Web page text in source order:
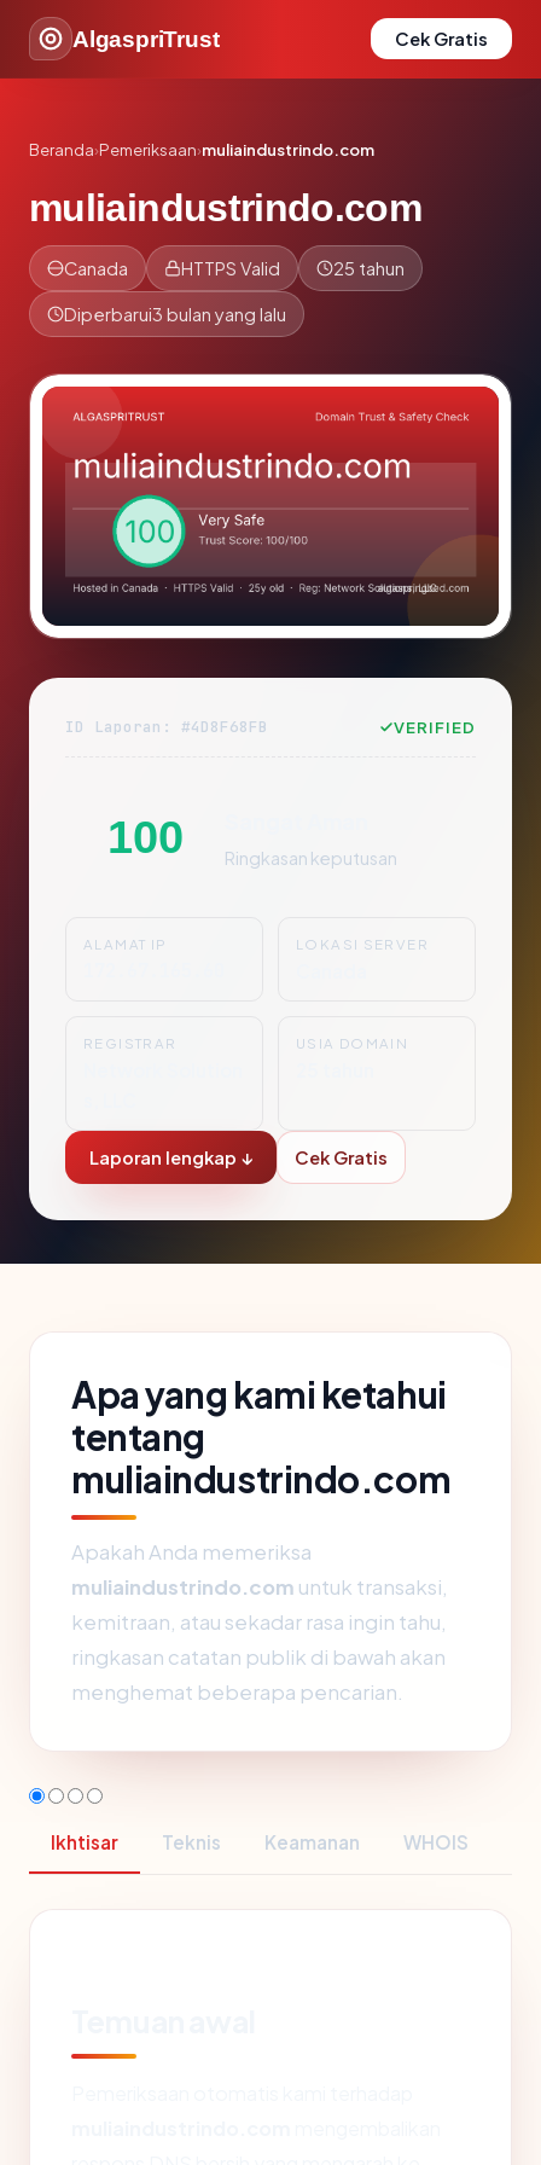
AlgaspriTrust Cek Gratis
Beranda›Pemeriksaan›muliaindustrindo.com
muliaindustrindo.com
Canada HTTPS Valid 25 tahun
Diperbarui3 bulan yang lalu
ID Laporan: #4D8F68FB VERIFIED
100 Ringkasan keputusan
ALAMAT IP LOKASI SERVER
REGISTRAR USIA DOMAIN
Laporan lengkap ↓ Cek Gratis
Apa yang kami ketahui
tentang
muliaindustrindo.com
Apakah Anda memeriksa
muliaindustrindo.com untuk transaksi,
kemitraan, atau sekadar rasa ingin tahu,
ringkasan catatan publik di bawah akan
menghemat beberapa pencarian.
Ikhtisar Teknis Keamanan WHOIS